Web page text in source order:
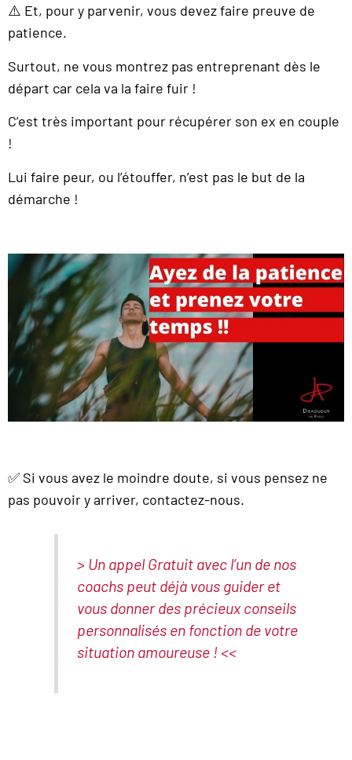
⚠️ Et, pour y parvenir, vous devez faire preuve de
patience.
Surtout, ne vous montrez pas entreprenant dès le
départ car cela va la faire fuir !
C’est très important pour récupérer son ex en couple
!
Lui faire peur, ou l’étouffer, n’est pas le but de la
démarche !
✅ Si vous avez le moindre doute, si vous pensez ne
pas pouvoir y arriver, contactez-nous.
> Un appel Gratuit avec l’un de nos
coachs peut déjà vous guider et
vous donner des précieux conseils
personnalisés en fonction de votre
situation amoureuse ! <<